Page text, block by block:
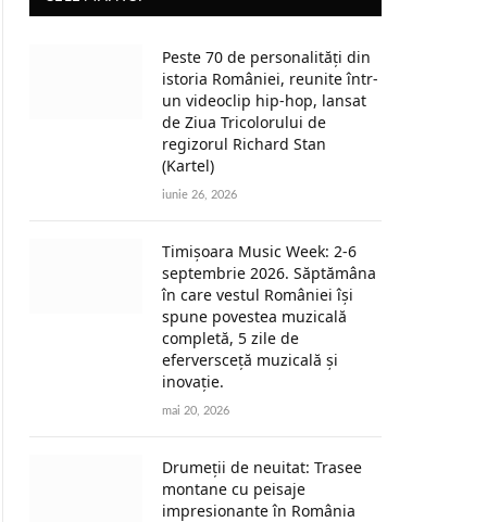
Peste 70 de personalități din
istoria României, reunite într-
un videoclip hip-hop, lansat
de Ziua Tricolorului de
regizorul Richard Stan
(Kartel)
iunie 26, 2026
Timișoara Music Week: 2-6
septembrie 2026. Săptămâna
în care vestul României își
spune povestea muzicală
completă, 5 zile de
eferversceță muzicală și
inovație.
mai 20, 2026
Drumeții de neuitat: Trasee
montane cu peisaje
impresionante în România